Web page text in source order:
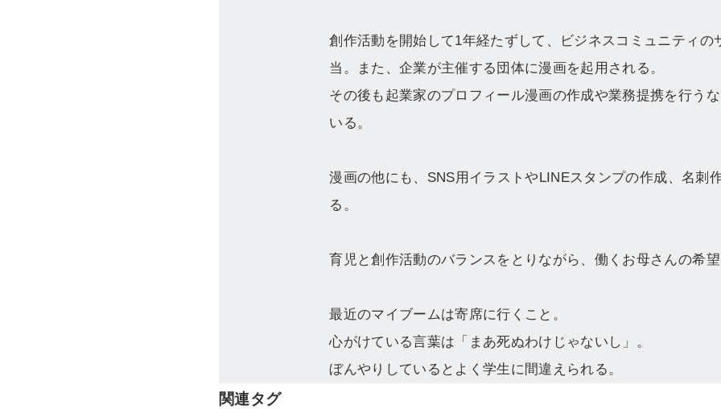
創作活動を開始して1年経たずして、ビジネスコミュニティの
当。また、企業が主催する団体に漫画を起用される。
その後も起業家のプロフィール漫画の作成や業務提携を行う
いる。
漫画の他にも、SNS用イラストやLINEスタンプの作成、名刺
る。
育児と創作活動のバランスをとりながら、働くお母さんの希
最近のマイブームは寄席に行くこと。
心がけている言葉は「まあ死ぬわけじゃないし」。
ぼんやりしているとよく学生に間違えられる。
関連タグ